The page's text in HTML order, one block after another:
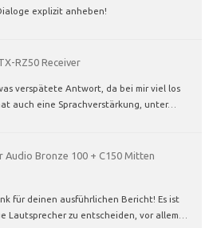
explizit anheben!
RZ50 Receiver
verspätete Antwort, da bei mir viel los
auch eine Sprachverstärkung, unter…
Audio Bronze 100 + C150 Mitten
für deinen ausführlichen Bericht! Es ist
Lautsprecher zu entscheiden, vor allem…